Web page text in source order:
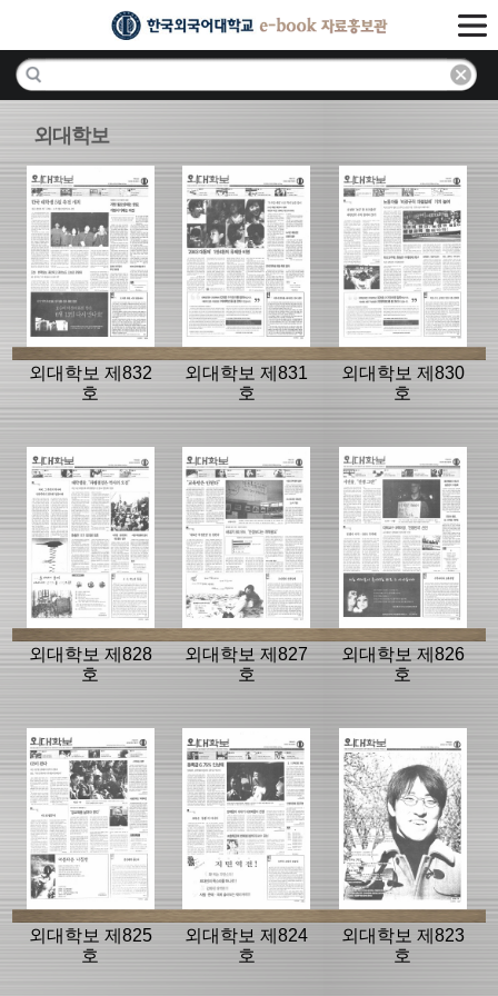
외대학보
외대학보 제832
호
외대학보 제831
호
외대학보 제830
호
외대학보 제828
호
외대학보 제827
호
외대학보 제826
호
외대학보 제825
호
외대학보 제824
호
외대학보 제823
호